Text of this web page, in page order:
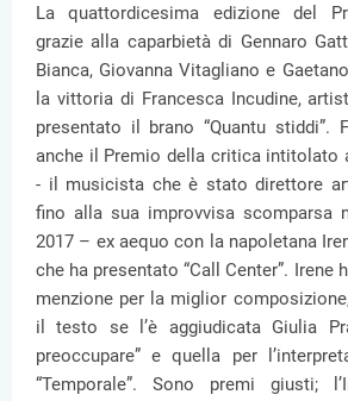
La quattordicesima edizione del
grazie alla caparbietà di Gennaro
Bianca, Giovanna Vitagliano e
la vittoria di Francesca Incudine,
presentato il brano “Quantu stiddi”.
anche il Premio della critica intitolato
- il musicista che è stato direttore
fino alla sua improvvisa scomparsa
2017 – ex aequo con la napoletana
che ha presentato “Call Center”. Irene
menzione per la miglior
il testo se l’è aggiudicata Giulia
preoccupare” e quella per
“Temporale”. Sono premi giusti;